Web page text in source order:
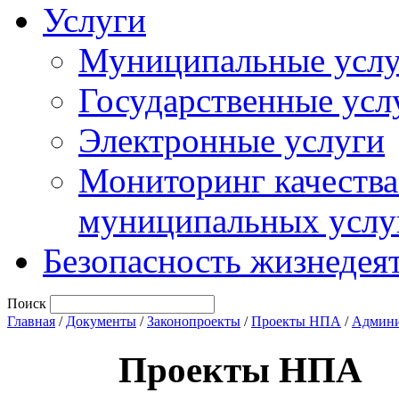
Услуги
Муниципальные
Государственные
Электронные услуги
Мониторинг
муниципальных
Безопасность
Поиск
Главная / Документы /Законопроекты /Проекты НПА /
Проекты НПА